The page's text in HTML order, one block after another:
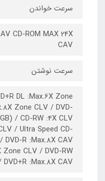
سرعت خواندن
CD-ROM MAX 24X
CAV
سرعت نوشتن
DL :Max.6X Zone
Zone CLV / DVD-
/ CD-RW :4X CLV
/ Ultra Speed CD-
DVD-R :Max.8X CAV
Zone CLV / DVD-RW
:Max.8X CAV /